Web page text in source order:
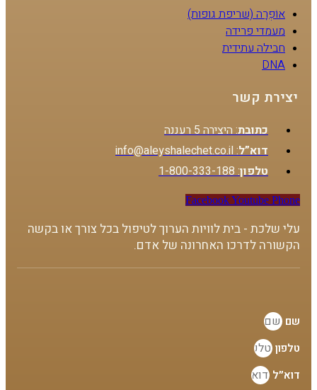
אוֹפְרָה (שריפת גופות)
מעמדי פרידה
חבילה עתידית
DNA
יצירת קשר
כתובת: היצירה 5 רעננה
דוא”ל: info@aleyshalechet.co.il
טלפון: 1-800-333-188
FacebookYoutube Phone
עלי שלכת - בית לוויות הערוך לטיפול בכל צורך או בקשה
הקשורה לדרכו האחרונה של אדם.
שם
טלפון
דוא״ל